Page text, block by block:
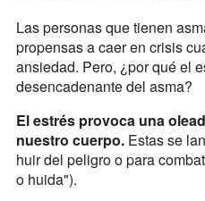
Las personas que tienen
propensas a caer en crisis
ansiedad. Pero, ¿por qué el
desencadenante del asma?
El estrés provoca una
nuestro cuerpo.Estas se
huir del peligro o para
o huida").